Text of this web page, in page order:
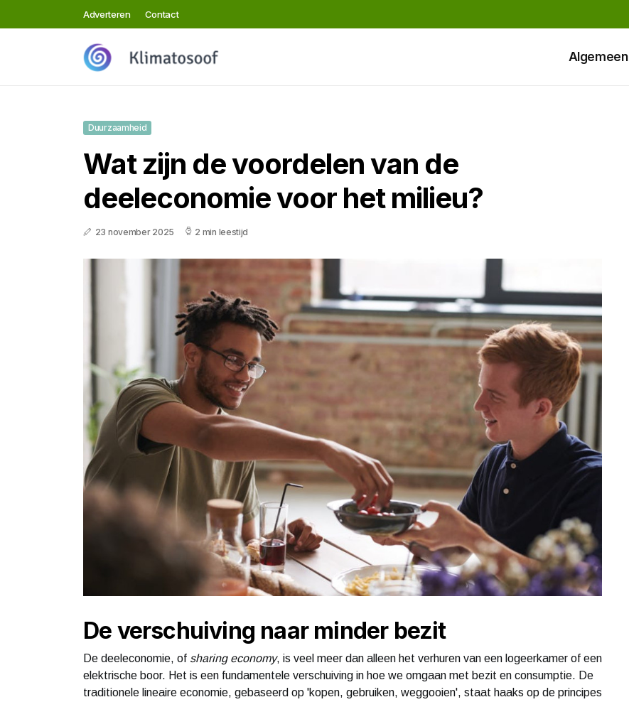
Adverteren Contact
Algemeen
Duurzaamheid
Wat zijn de voordelen van de
deeleconomie voor het milieu?
23 november 2025 2 min leestijd
De verschuiving naar minder bezit
De deeleconomie, of sharing economy, is veel meer dan alleen het verhuren van een logeerkamer of een
elektrische boor. Het is een fundamentele verschuiving in hoe we omgaan met bezit en consumptie. De
traditionele lineaire economie, gebaseerd op 'kopen, gebruiken, weggooien', staat haaks op de principes